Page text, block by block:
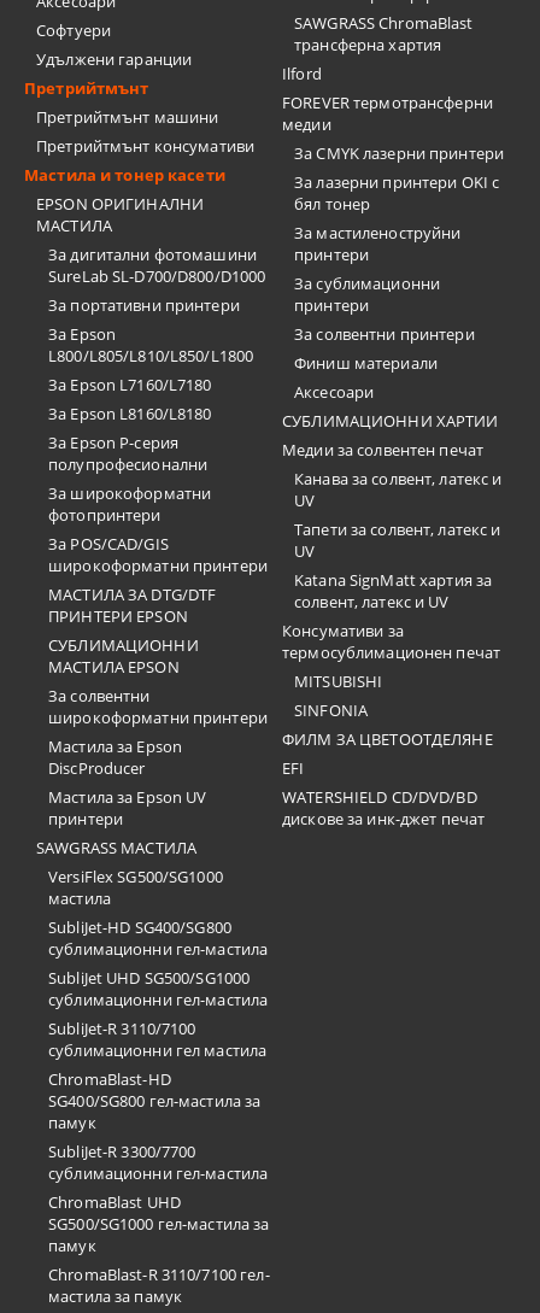
Софтуери
Удължени гаранции
Претрийтмънт
Претрийтмънт машини
Претрийтмънт консумативи
Мастила и тонер касети
EPSON ОРИГИНАЛНИ
МАСТИЛА
За дигитални фотомашини
SureLab SL-D700/D800/D1000
За портативни принтери
За Epson
L800/L805/L810/L850/L1800
За Epson L7160/L7180
За Epson L8160/L8180
За Epson P-серия
полупрофесионални
За широкоформатни
фотопринтери
За POS/CAD/GIS
широкоформатни принтери
МАСТИЛА ЗА DTG/DTF
ПРИНТЕРИ EPSON
СУБЛИМАЦИОННИ
МАСТИЛА EPSON
За солвентни
широкоформатни принтери
Мастила за Epson
DiscProducer
Мастила за Epson UV
принтери
SAWGRASS МАСТИЛА
VersiFlex SG500/SG1000
мастила
SubliJet-HD SG400/SG800
сублимационни гел-мастила
SubliJet UHD SG500/SG1000
сублимационни гел-мастила
SubliJet-R 3110/7100
сублимационни гел мастила
ChromaBlast-HD
SG400/SG800 гел-мастила за
памук
SubliJet-R 3300/7700
сублимационни гел-мастила
ChromaBlast UHD
SG500/SG1000 гел-мастила за
памук
ChromaBlast-R 3110/7100 гел-
мастила за памук
SAWGRASS ChromaBlast
трансферна хартия
Ilford
FOREVER термотрансферни
медии
За CMYK лазерни принтери
За лазерни принтери OKI с
бял тонер
За мастиленоструйни
принтери
За сублимационни
принтери
За солвентни принтери
Финиш материали
Аксесоари
СУБЛИМАЦИОННИ ХАРТИИ
Медии за солвентен печат
Канава за солвент, латекс и
UV
Тапети за солвент, латекс и
UV
Katana SignMatt хартия за
солвент, латекс и UV
Консумативи за
термосублимационен печат
MITSUBISHI
SINFONIA
ФИЛМ ЗА ЦВЕТООТДЕЛЯНЕ
EFI
WATERSHIELD CD/DVD/BD
дискове за инк-джет печат